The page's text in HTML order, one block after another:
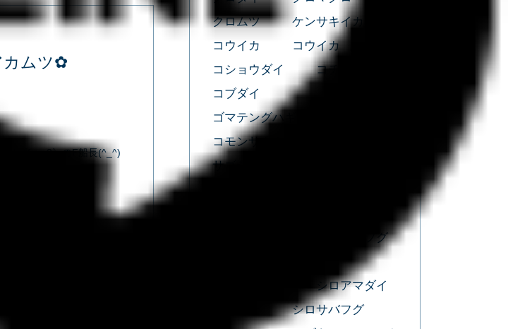
カムツ✿
は《face2》のF船長(^_^)
～80m】
ようと試みましたが、
クロムツ
ケンサキイカ
コウイカ
コウイカ
コショウダイ
コチ
コブダイ
ゴマテングハギモドキ
コモンサカタザメ
サゴシ
ショウサイフグ
シロアマダイ
シロサバフグ